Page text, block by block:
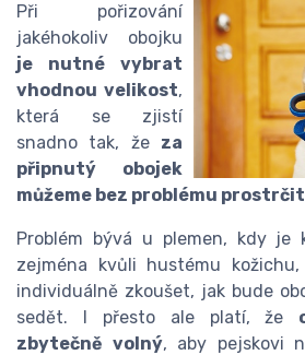
Při pořizování
jakéhokoliv obojku
je nutné vybrat
vhodnou velikost,
která se zjistí
snadno tak, že za
připnutý obojek
můžeme bez problému
Problém bývá u plemen, kdy je
zejména kvůli hustému
individuálně zkoušet, jak bude
sedět. I přesto ale platí, že
zbytečně volný, aby pejskovi